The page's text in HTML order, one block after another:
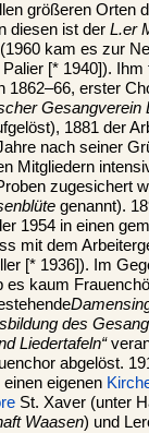
größeren Orten
diesen ist der L.er
kam es zur
[* 1940]). Ihm
1862–66, erster
Gesangverein
1881 der
nach seiner
Mitgliedern
zugesichert
genannt).
1954 in einen
mit dem
[* 1936]). Im
kaum
des
Liedertafeln“
abgelöst.
eigenen
St. Xaver (unter
Waasen) und